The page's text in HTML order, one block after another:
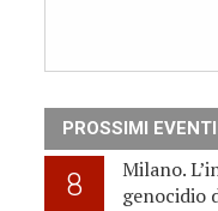
PROSSIMI EVENTI
8
Milano.
genocidio